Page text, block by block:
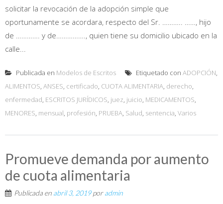
solicitar la revocación de la adopción simple que
oportunamente se acordara, respecto del Sr. ……….. ……, hijo
de …………. y de……………., quien tiene su domicilio ubicado en la
calle...
Publicada en Modelos de Escritos Etiquetado con ADOPCIÓN,
ALIMENTOS, ANSES, certificado, CUOTA ALIMENTARIA, derecho,
enfermedad, ESCRITOS JURÍDICOS, juez, juicio, MEDICAMENTOS,
MENORES, mensual, profesión, PRUEBA, Salud, sentencia, Varios
Promueve demanda por aumento
de cuota alimentaria
Publicada en abril 3, 2019poradmin